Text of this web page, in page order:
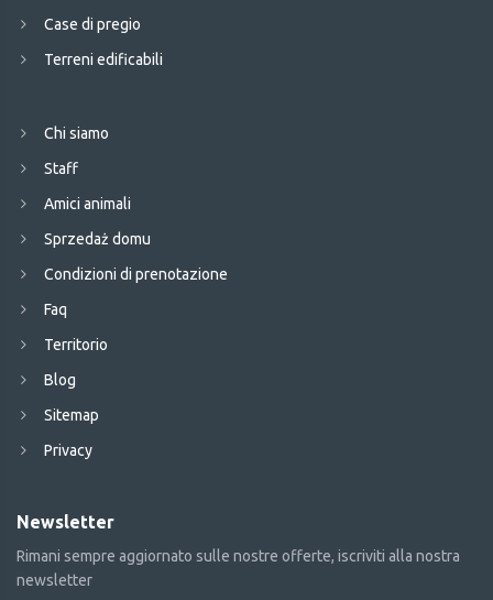
Case di pregio
Terreni edificabili
Chi siamo
Staff
Amici animali
Sprzedaż domu
Condizioni di prenotazione
Faq
Territorio
Blog
Sitemap
Privacy
Newsletter
Rimani sempre aggiornato sulle nostre offerte, iscriviti alla nostra
newsletter